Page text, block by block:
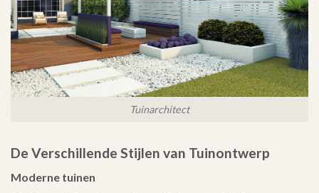
Tuinarchitect
De Verschillende Stijlen van Tuinontwerp
Moderne tuinen